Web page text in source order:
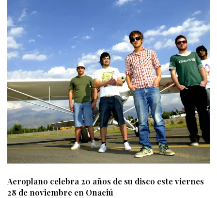
Aeroplano celebra 20 años de su disco este viernes
28 de noviembre en Onaciú